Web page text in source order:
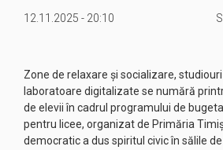
12.11.2025 - 20:10
Zone de relaxare și socializare,
laboratoare digitalizate se numără
de elevii în cadrul programului de
pentru licee, organizat de Primăria
democratic a dus spiritul civic în sălile